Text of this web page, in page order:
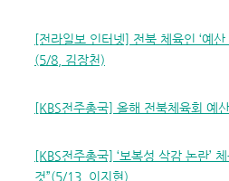
[전라일보 인터넷] 전북 체육인 ‘예
(5/8, 김장천)
[KBS전주총국] 올해 전북체육회 예
[KBS전주총국] ‘보복성 삭감 논란’
것”(5/13, 이지현)